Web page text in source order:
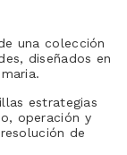
una colección
diseñados en
estrategias
operación y
de